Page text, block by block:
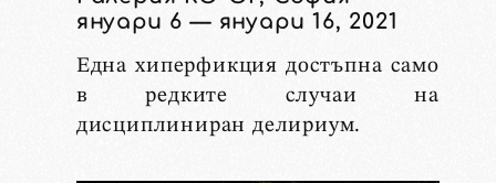
януари 6 — януари 16, 2021
Една хиперфикция достъпна само
в редките случаи на
дисциплиниран делириум.